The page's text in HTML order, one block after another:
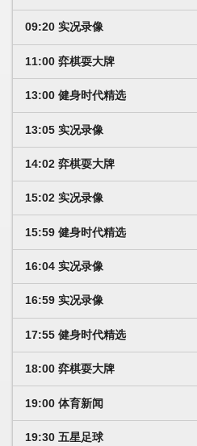
09:20 实况录像
11:00 弈棋耍大牌
13:00 健身时代精选
13:05 实况录像
14:02 弈棋耍大牌
15:02 实况录像
15:59 健身时代精选
16:04 实况录像
16:59 实况录像
17:55 健身时代精选
18:00 弈棋耍大牌
19:00 体育新闻
19:30 五星足球